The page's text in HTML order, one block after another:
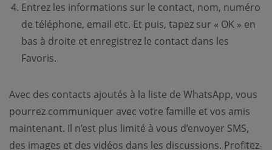
Entrez les informations sur le contact, nom, numéro
de téléphone, email etc. Et puis, tapez sur « OK » en
bas à droite et enregistrez le contact dans les
Favoris.
Avec des contacts ajoutés à la liste de WhatsApp, vous
pourrez communiquer avec votre famille et vos amis
maintenant. Il n’est plus limité à vous d’envoyer SMS,
des images et des vidéos dans les discussions. Profitez-